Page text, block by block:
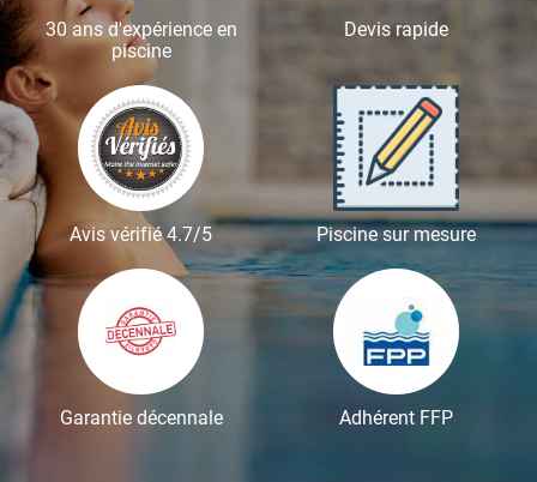
30 ans d'expérience en
piscine
Devis rapide
Avis vérifié 4.7/5 Piscine sur mesure
Garantie décennale Adhérent FFP